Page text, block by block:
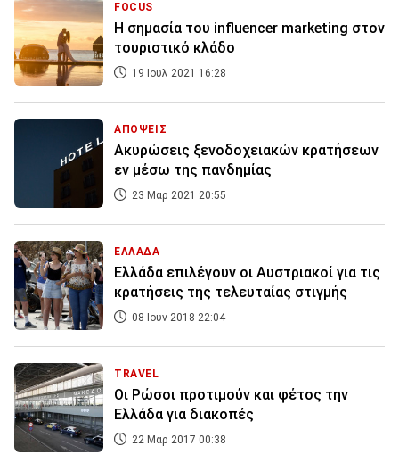
FOCUS
H σημασία του influencer marketing στον
τουριστικό κλάδο
19 Ιουλ 2021 16:28
ΑΠΟΨΕΙΣ
Ακυρώσεις ξενοδοχειακών κρατήσεων
εν μέσω της πανδημίας
23 Μαρ 2021 20:55
ΕΛΛΑΔΑ
Ελλάδα επιλέγουν οι Αυστριακοί για τις
κρατήσεις της τελευταίας στιγμής
08 Ιουν 2018 22:04
TRAVEL
Οι Ρώσοι προτιμούν και φέτος την
Ελλάδα για διακοπές
22 Μαρ 2017 00:38